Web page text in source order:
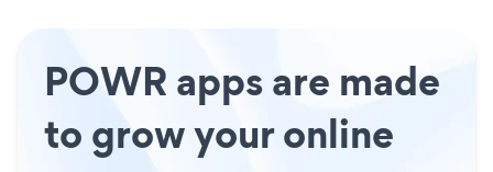
POWR apps are made
to grow your online